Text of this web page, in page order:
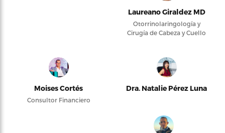
Laureano Giraldez MD
Otorrinolaringología y
Cirugía de Cabeza y Cuello
Moises Cortés
Consultor Financiero
Dra. Natalie Pérez Luna